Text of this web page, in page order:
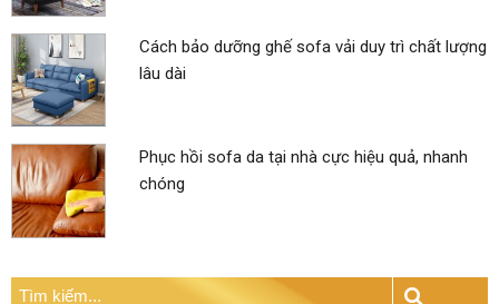
Cách bảo dưỡng ghế sofa vải duy trì chất lượng
lâu dài
Phục hồi sofa da tại nhà cực hiệu quả, nhanh
chóng
Tìm